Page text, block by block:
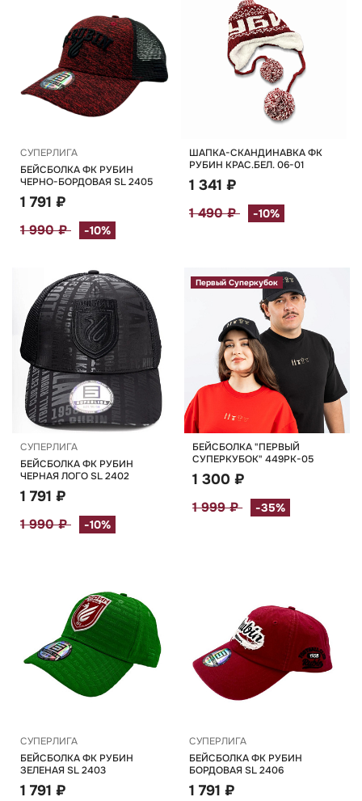
СУПЕРЛИГА
БЕЙСБОЛКА ФК РУБИН
ЧЕРНО-БОРДОВАЯ SL 2405
1 791 ₽
1 990 ₽ -10%
ШАПКА-СКАНДИНАВКА ФК
РУБИН КРАС.БЕЛ. 06-01
1 341 ₽
1 490 ₽ -10%
СУПЕРЛИГА
БЕЙСБОЛКА ФК РУБИН
ЧЕРНАЯ ЛОГО SL 2402
1 791 ₽
1 990 ₽ -10%
Первый Суперкубок
БЕЙСБОЛКА "ПЕРВЫЙ
СУПЕРКУБОК" 449РК-05
1 300 ₽
1 999 ₽ -35%
СУПЕРЛИГА
БЕЙСБОЛКА ФК РУБИН
ЗЕЛЕНАЯ SL 2403
1 791 ₽
СУПЕРЛИГА
БЕЙСБОЛКА ФК РУБИН
БОРДОВАЯ SL 2406
1 791 ₽